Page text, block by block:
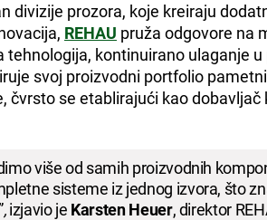
divizije prozora, koje kreiraju
REHAU pruža odgovore na
kontinuirano ulaganje
svoj proizvodni portfolio
čvrsto se etablirajući kao dobavljač
više od samih proizvodnih
sisteme iz jednog izvora, što
,izjavio je Karsten Heuer, direktor